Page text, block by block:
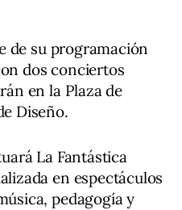
de su programación
dos conciertos
en la Plaza de
Diseño.
La Fantástica
en espectáculos
pedagogía y